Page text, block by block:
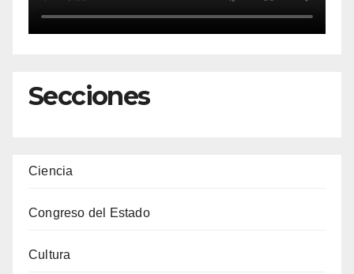
Secciones
Ciencia
Congreso del Estado
Cultura